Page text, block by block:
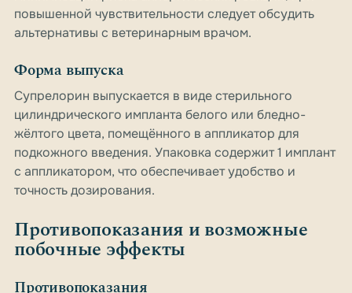
повышенной чувствительности следует обсудить
альтернативы с ветеринарным врачом.
Форма выпуска
Супрелорин выпускается в виде стерильного
цилиндрического импланта белого или бледно-
жёлтого цвета, помещённого в аппликатор для
подкожного введения. Упаковка содержит 1 имплант
с аппликатором, что обеспечивает удобство и
точность дозирования.
Противопоказания и возможные
побочные эффекты
Противопоказания